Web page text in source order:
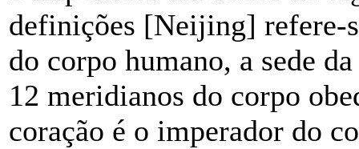
definições [Neijing] refere-
do corpo humano, a sede
12 meridianos do corpo
coração é o imperador do